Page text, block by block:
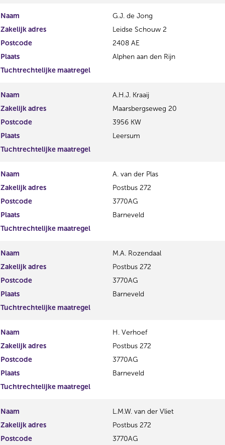
Naam
G.J. de Jong
Zakelijk adres
Leidse Schouw 2
Postcode
2408 AE
Plaats
Alphen aan den Rijn
Tuchtrechtelijke maatregel
Naam
A.H.J. Kraaij
Zakelijk adres
Maarsbergseweg 20
Postcode
3956 KW
Plaats
Leersum
Tuchtrechtelijke maatregel
Naam
A. van der Plas
Zakelijk adres
Postbus 272
Postcode
3770AG
Plaats
Barneveld
Tuchtrechtelijke maatregel
Naam
M.A. Rozendaal
Zakelijk adres
Postbus 272
Postcode
3770AG
Plaats
Barneveld
Tuchtrechtelijke maatregel
Naam
H. Verhoef
Zakelijk adres
Postbus 272
Postcode
3770AG
Plaats
Barneveld
Tuchtrechtelijke maatregel
Naam
L.M.W. van der Vliet
Zakelijk adres
Postbus 272
Postcode
3770AG